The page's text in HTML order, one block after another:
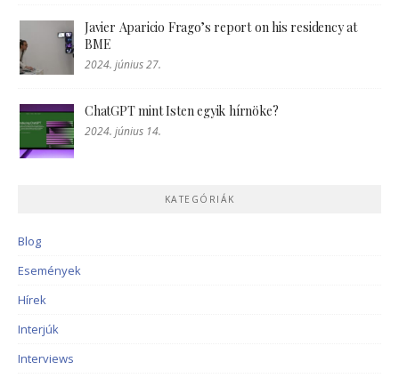
Javier Aparicio Frago’s report on his residency at
BME
2024. június 27.
ChatGPT mint Isten egyik hírnöke?
2024. június 14.
KATEGÓRIÁK
Blog
Események
Hírek
Interjúk
Interviews